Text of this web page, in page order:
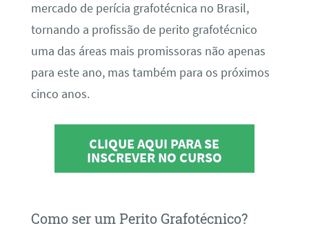
mercado de perícia grafotécnica no Brasil,
tornando a profissão de perito grafotécnico
uma das áreas mais promissoras não apenas
para este ano, mas também para os próximos
cinco anos.
CLIQUE AQUI PARA SE
INSCREVER NO CURSO
Como ser um Perito Grafotécnico?